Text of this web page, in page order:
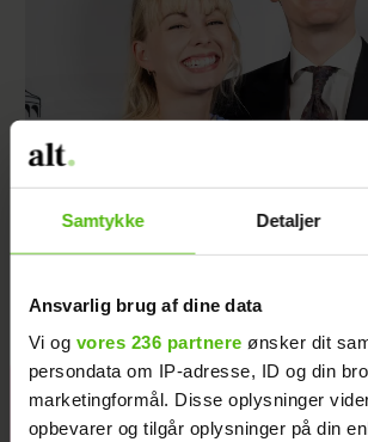
Samtykke Detaljer
Ansvarlig brug af dine data
Vi og vores 236 partnere ønsker dit
persondata om IP-adresse, ID og din
marketingformål. Disse oplysninger
opbevarer og tilgår oplysninger på din
Albert Harson åbner op: Sådan
kysse en mand